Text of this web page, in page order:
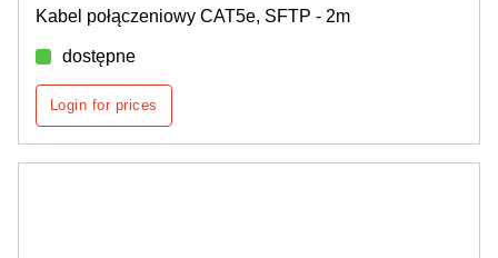
Kabel połączeniowy CAT5e, SFTP - 2m
dostępne
Login for prices